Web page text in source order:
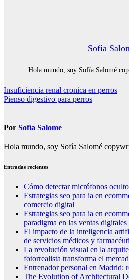
Sofía
Hola mundo, soy Sofía Salomé
Navegación
de
Insuficiencia renal cronica en perros
Pienso digestivo para perros
Por Sofía Salome
Hola mundo, soy Sofía Salomé
Entradas recientes
Cómo detectar micrófonos
Estrategias seo para ia en
comercio digital
Estrategias seo para ia en
paradigma en las ventas digitales
El impacto de la inteligencia
de servicios médicos y
La revolución visual en la
fotorrealista transforma el
Entrenador personal en Madrid:
The Evolution of Architectural